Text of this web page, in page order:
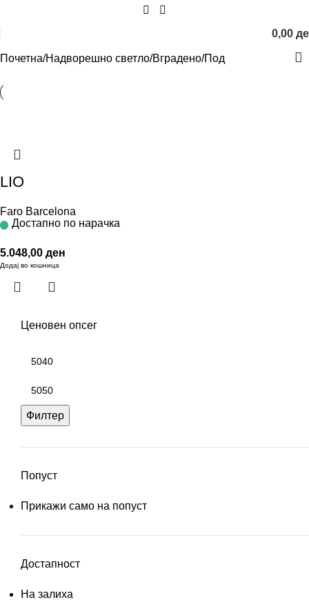
0,00
Ценовен опсег
Филтер
Попуст
Прикажи само на попуст
Достапност
На залиха
Почетна Надворешно светло Вградено Под
LIO
Faro Barcelona
Достапно по нарачка
5.048,00 ден
Додај во кошница